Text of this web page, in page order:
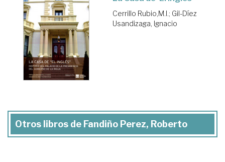
Cerrillo Rubio,M.I.; Gil-Díez
Usandizaga, Ignacio
Otros libros de Fandiño Perez, Roberto